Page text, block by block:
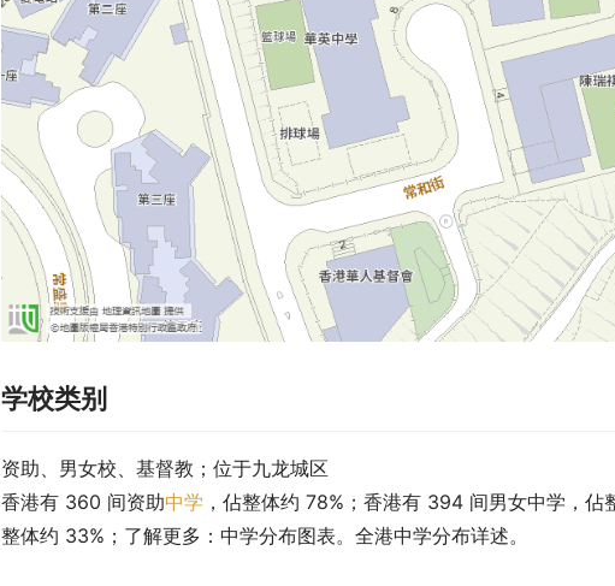
学校类别
资助、男女校、基督教；位于九龙城区
香港有 360 间资助中学 ，佔整体约 78%；香港有 394 间男女中学，
整体约 33%；了解更多：中学分布图表。全港中学分布详述。